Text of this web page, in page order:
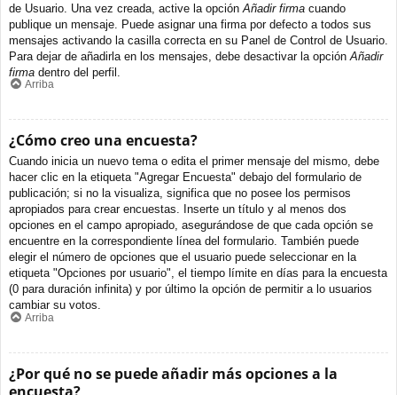
de Usuario. Una vez creada, active la opción Añadir firma cuando
publique un mensaje. Puede asignar una firma por defecto a todos sus
mensajes activando la casilla correcta en su Panel de Control de Usuario.
Para dejar de añadirla en los mensajes, debe desactivar la opción Añadir
firma dentro del perfil.
Arriba
¿Cómo creo una encuesta?
Cuando inicia un nuevo tema o edita el primer mensaje del mismo, debe
hacer clic en la etiqueta "Agregar Encuesta" debajo del formulario de
publicación; si no la visualiza, significa que no posee los permisos
apropiados para crear encuestas. Inserte un título y al menos dos
opciones en el campo apropiado, asegurándose de que cada opción se
encuentre en la correspondiente línea del formulario. También puede
elegir el número de opciones que el usuario puede seleccionar en la
etiqueta "Opciones por usuario", el tiempo límite en días para la encuesta
(0 para duración infinita) y por último la opción de permitir a lo usuarios
cambiar su votos.
Arriba
¿Por qué no se puede añadir más opciones a la